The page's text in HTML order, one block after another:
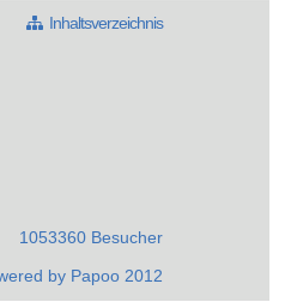
Inhaltsverzeichnis
1053360 Besucher